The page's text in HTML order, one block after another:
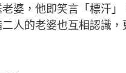
婆，他即笑言「標汗」
人的老婆也互相認識，